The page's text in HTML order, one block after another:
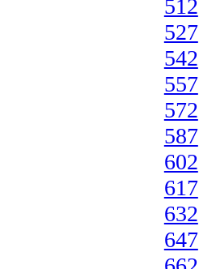
512
527
542
557
572
587
602
617
632
647